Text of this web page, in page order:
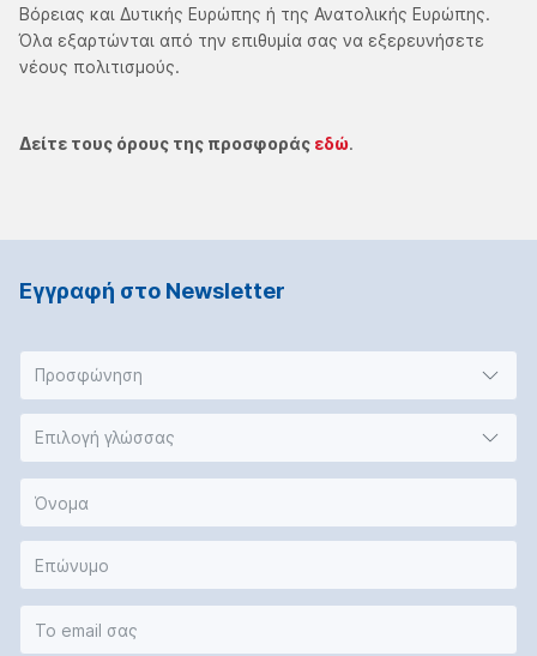
Βόρειας και Δυτικής Ευρώπης ή της Ανατολικής Ευρώπης.
Όλα εξαρτώνται από την επιθυμία σας να εξερευνήσετε
νέους πολιτισμούς.
Δείτε τους όρους της προσφοράς εδώ.
Εγγραφή στο Νewsletter
Προσφώνηση
Επιλογή γλώσσας